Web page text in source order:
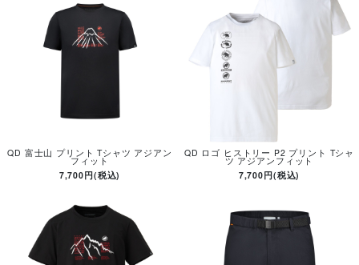
QD 富士山 プリント Tシャツ アジアン
フィット
7,700円(税込)
QD ロゴ ヒストリー P2 プリント Tシャ
ツ アジアンフィット
7,700円(税込)